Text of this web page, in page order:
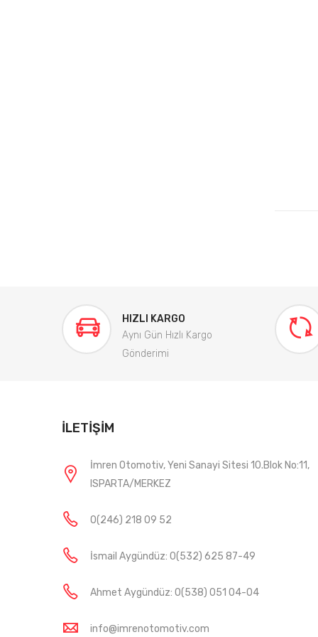
HIZLI KARGO
Aynı Gün Hızlı Kargo
Gönderimi
İLETIŞIM
İmren Otomotiv, Yeni Sanayi Sitesi 10.Blok No:11,
ISPARTA/MERKEZ
0(246) 218 09 52
İsmail Aygündüz: 0(532) 625 87-49
Ahmet Aygündüz: 0(538) 051 04-04
info@imrenotomotiv.com